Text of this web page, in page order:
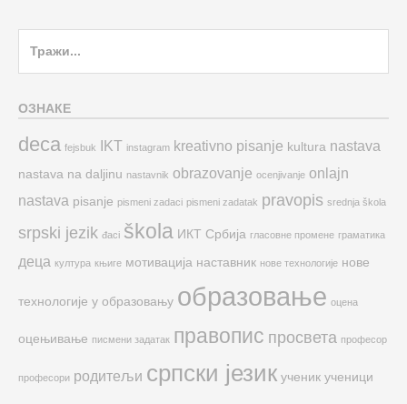
ОЗНАКЕ
deca fejsbuk IKT instagram kreativno pisanje kultura nastava
nastava na daljinu nastavnik obrazovanje ocenjivanje onlajn
nastava pisanje pismeni zadaci pismeni zadatak pravopis srednja škola
srpski jezik đaci škola ИКТ Србија гласовне промене граматика
деца култура књиге мотивација наставник нове технологије нове
технологије у образовању образовање оцена
оцењивање писмени задатак правопис просвета професор
професори родитељи српски језик ученик ученици